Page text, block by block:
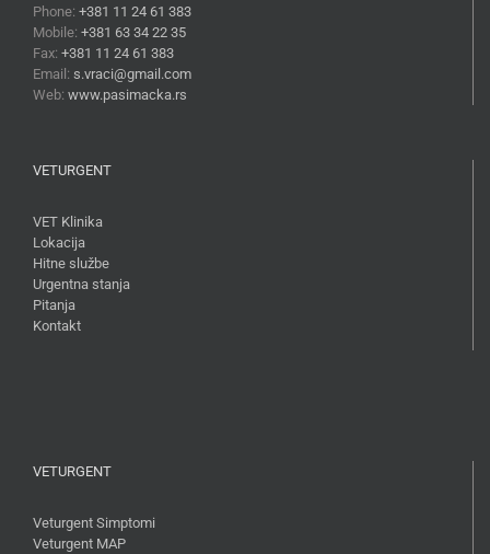
Phone: +381 11 24 61 383
Mobile: +381 63 34 22 35
Fax: +381 11 24 61 383
Email: s.vraci@gmail.com
Web: www.pasimacka.rs
VETURGENT
VET Klinika
Lokacija
Hitne službe
Urgentna stanja
Pitanja
Kontakt
VETURGENT
Veturgent Simptomi
Veturgent MAP